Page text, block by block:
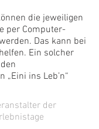
die jeweiligen
per Computer-
Das kann bei
Ein solcher
„Eini ins Leb’n“
der